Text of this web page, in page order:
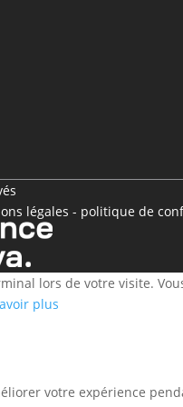
légales- politique de
lors de votre visite.
plus
votre expérience